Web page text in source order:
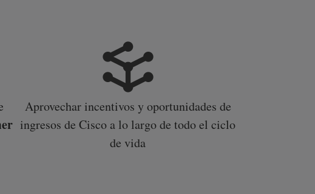
Aprovechar incentivos y oportunidades de
ingresos de Cisco a lo largo de todo el ciclo
de vida